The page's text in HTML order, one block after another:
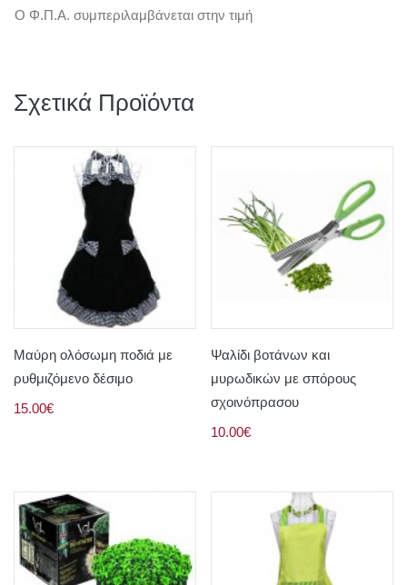
Ο Φ.Π.Α. συμπεριλαμβάνεται στην τιμή
Σχετικά Προϊόντα
Μαύρη ολόσωμη ποδιά με
ρυθμιζόμενο δέσιμο
15.00€
Ψαλίδι βοτάνων και
μυρωδικών με σπόρους
σχοινόπρασου
10.00€